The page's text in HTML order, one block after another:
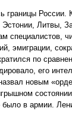
Литвы,
эмиграции,
по
его
новым
в армии.